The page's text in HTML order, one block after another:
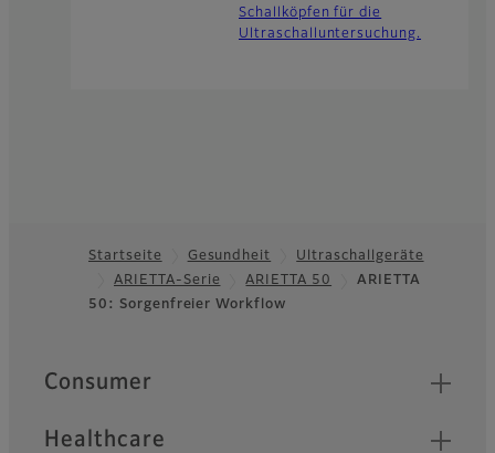
Schallköpfen für die
Ultraschalluntersuchung.
Footer
Startseite Gesundheit
Ultraschallgeräte
ARIETTA-Serie
ARIETTA 50
ARIETTA
50: Sorgenfreier Workflow
Quick Links
Consumer
Healthcare